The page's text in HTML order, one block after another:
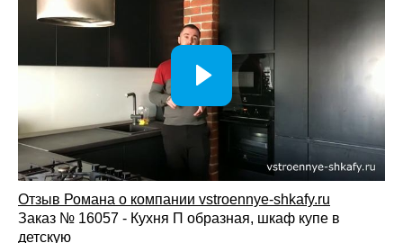
Отзыв Романа о компании vstroennye-shkafy.ru
Заказ № 16057 - Кухня П образная, шкаф купе в
детскую